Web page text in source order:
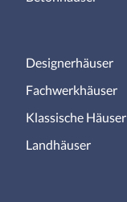
Designerhäuser
Fachwerkhäuser
Klassische Häuser
Landhäuser